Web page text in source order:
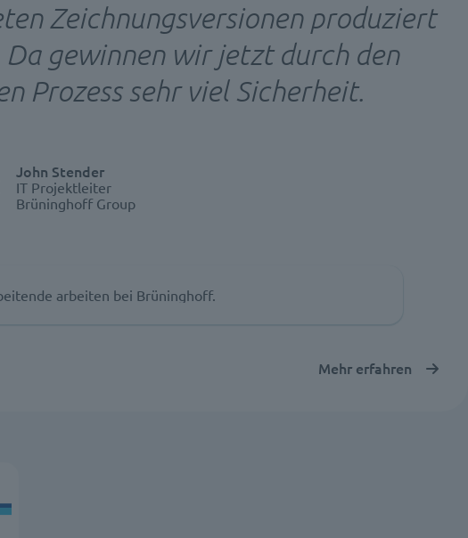
Zeichnungsversionen produziert
Da gewinnen wir jetzt durch den
Prozess sehr viel Sicherheit.
John Stender
IT Projektleiter
Brüninghoff Group
arbeiten bei Brüninghoff.
Mehr erfahren